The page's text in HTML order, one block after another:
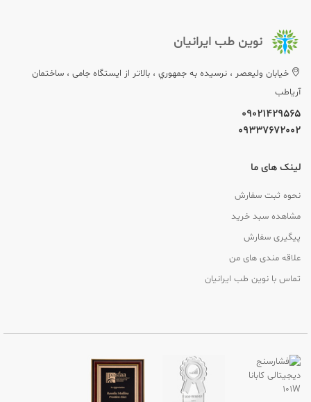
نوین طب ایرانیان
خيابان وليعصر ، نرسيده به جمهوري ، بالاتر از ایستگاه جامی ، ساختمان
آریاطب
09021429565
09337672002
لینک های ما
نحوه ثبت سفارش
مشاهده سبد خرید
پیگیری سفارش
علاقه مندی های من
تماس با نوین طب ایرانیان